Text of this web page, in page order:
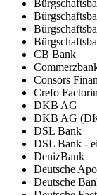
CB Bank
Consors
Crefo
DKB AG
DKB AG
DSL Bank
DSL Bank -
DenizBank
Deutsche
Deutsche